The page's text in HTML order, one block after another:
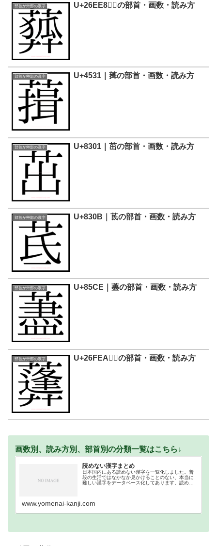
部首が艸部の漢字 U+26EE8｜𦻨の部首・画数・読み方
部首が艸部の漢字 U+4531｜䔱の部首・画数・読み方
部首が艸部の漢字 U+8301｜茁の部首・画数・読み方
部首が艸部の漢字 U+830B｜茋の部首・画数・読み方
部首が艸部の漢字 U+85CE｜藎の部首・画数・読み方
部首が艸部の漢字 U+26FEA｜𦿪の部首・画数・読み方
画数別、読み方別、部首別の分類一覧はこちら↓
読めない漢字まとめ
日本国内にある読めない漢字を一覧化しました。普
段の生活ではなかなか見かけることのない、本当に
難しい漢字をデータベース化してあります。読めな
www.yomenai-kanji.com